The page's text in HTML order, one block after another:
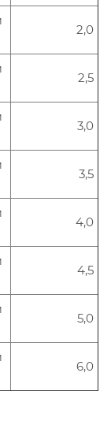
2,0
2,5
3,0
3,5
4,0
4,5
5,0
6,0